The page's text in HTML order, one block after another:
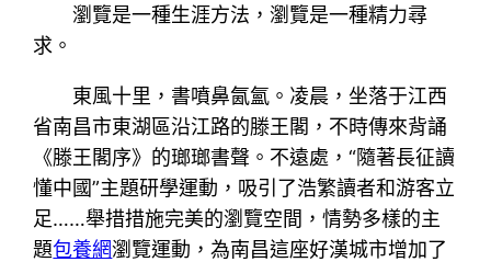
瀏覽是一種生涯方法，瀏覽是一種精力尋
求。
東風十里，書噴鼻氤氳。凌晨，坐落于江西
省南昌市東湖區沿江路的滕王閣，不時傳來背誦
《滕王閣序》的瑯瑯書聲。不遠處，“隨著長征讀
懂中國”主題研學運動，吸引了浩繁讀者和游客立
足……舉措措施完美的瀏覽空間，情勢多樣的主
題包養網瀏覽運動，為南昌這座好漢城市增加了